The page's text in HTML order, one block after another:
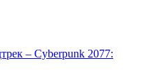
– Cyberpunk 2077: